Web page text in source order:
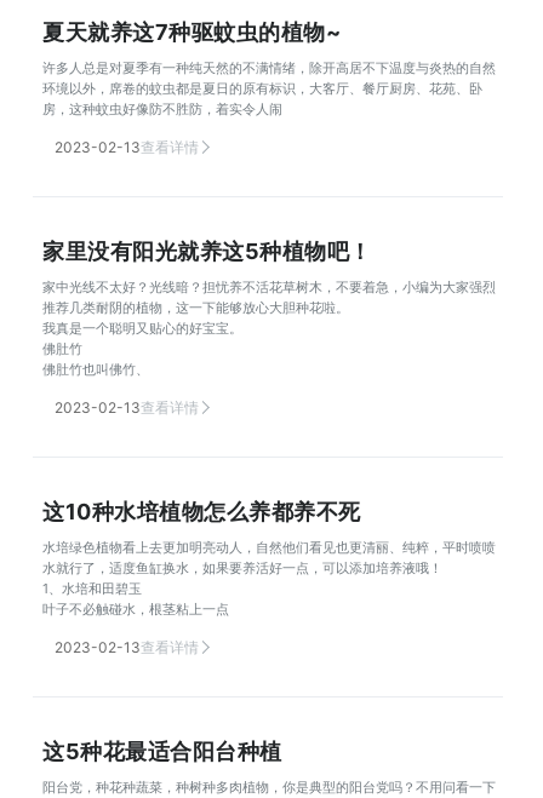
夏天就养这7种驱蚊虫的植物~
许多人总是对夏季有一种纯天然的不满情绪，除开高居不下温度与炎热的自然
环境以外，席卷的蚊虫都是夏日的原有标识，大客厅、餐厅厨房、花苑、卧
房，这种蚊虫好像防不胜防，着实令人闹
2023-02-13查看详情
家里没有阳光就养这5种植物吧！
家中光线不太好？光线暗？担忧养不活花草树木，不要着急，小编为大家强烈
推荐几类耐阴的植物，这一下能够放心大胆种花啦。
我真是一个聪明又贴心的好宝宝。
佛肚竹
佛肚竹也叫佛竹、
2023-02-13查看详情
这10种水培植物怎么养都养不死
水培绿色植物看上去更加明亮动人，自然他们看见也更清丽、纯粹，平时喷喷
水就行了，适度鱼缸换水，如果要养活好一点，可以添加培养液哦！
1、水培和田碧玉
叶子不必触碰水，根茎粘上一点
2023-02-13查看详情
这5种花最适合阳台种植
阳台党，种花种蔬菜，种树种多肉植物，你是典型的阳台党吗？不用问看一下